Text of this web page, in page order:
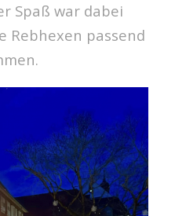
Spaß war dabei
Rebhexen passend